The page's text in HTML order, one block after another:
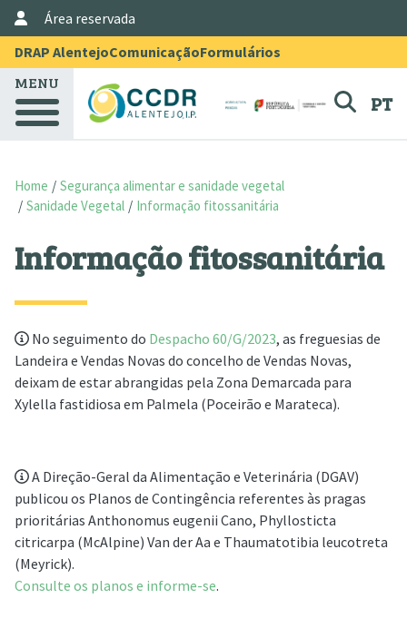
Skip to main content
Menu Topo
DRAP AlentejoComunicaçãoFormulários
User Account Menu
Área reservada
MENU
PT
Home
Segurança alimentar e sanidade vegetal
Sanidade Vegetal
Informação fitossanitária
Informação fitossanitária
No seguimento do Despacho 60/G/2023, as freguesias de
Landeira e Vendas Novas do concelho de Vendas Novas,
deixam de estar abrangidas pela Zona Demarcada para
Xylella fastidiosa em Palmela (Poceirão e Marateca).
A Direção-Geral da Alimentação e Veterinária (DGAV)
publicou os Planos de Contingência referentes às pragas
prioritárias Anthonomus eugenii Cano, Phyllosticta
citricarpa (McAlpine) Van der Aa e Thaumatotibia leucotreta
(Meyrick).
Consulte os planos e informe-se.